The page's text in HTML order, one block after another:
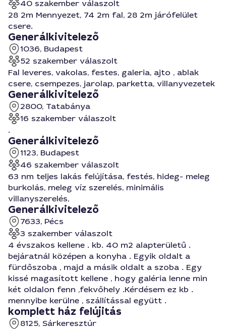
40 szakember válaszolt
28 2m Mennyezet, 74 2m fal, 28 2m járófelület
csere.
Generálkivitelező
1036, Budapest
52 szakember válaszolt
Fal leveres, vakolas, festes, galeria, ajto , ablak
csere, csempezes, jarolap, parketta, villanyvezetek
Generálkivitelező
2800, Tatabánya
16 szakember válaszolt
.
Generálkivitelező
1123, Budapest
46 szakember válaszolt
63 nm teljes lakás felújítása, festés, hideg- meleg
burkolás, meleg víz szerelés, minimális
villanyszerelés,
Generálkivitelező
7633, Pécs
3 szakember válaszolt
4 évszakos kellene . kb. 40 m2 alapterületű .
bejáratnál középen a konyha . Egyik oldalt a
fürdőszoba , majd a másik oldalt a szoba . Egy
kissé magasított kellene , hogy galéria lenne min
két oldalon fenn ,fekvőhely .Kérdésem ez kb .
mennyibe kerülne , szállítással együtt .
komplett ház felújitás
8125, Sárkeresztúr